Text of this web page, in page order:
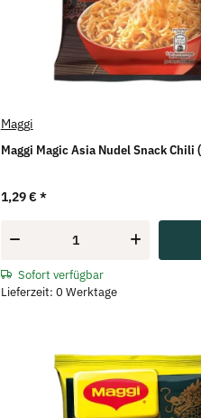
Maggi
Maggi Magic Asia Nudel Snack Chili
1,29 € *
Sofort verfügbar
Lieferzeit: 0 Werktage